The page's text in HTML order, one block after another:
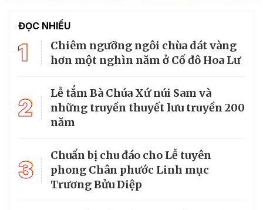
ĐỌC NHIỀU
1
Chiêm ngưỡng ngôi chùa dát vàng
hơn một nghìn năm ở Cố đô Hoa Lư
2
Lễ tắm Bà Chúa Xứ núi Sam và
những truyền thuyết lưu truyền 200
năm
3
Chuẩn bị chu đáo cho Lễ tuyên
phong Chân phước Linh mục
Trương Bửu Diệp